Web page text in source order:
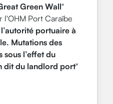
Green Wall"
l'OHM Port Caraïbe
portuaire à
Mutations des
sous l’effet du
dit du landlord port"